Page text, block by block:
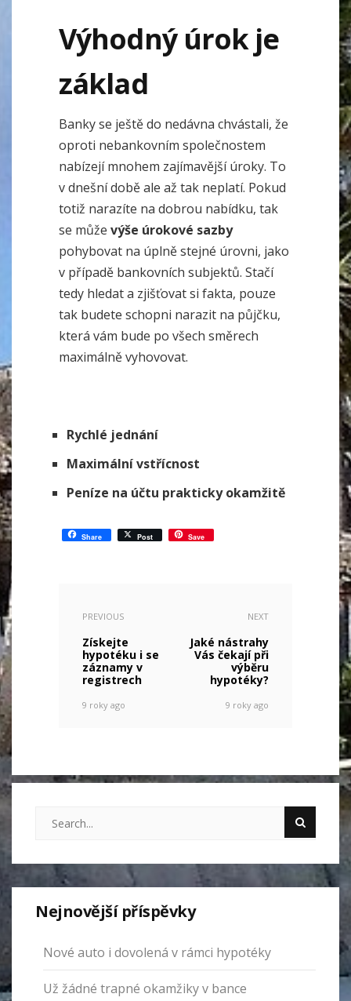
Výhodný úrok je
základ
Banky se ještě do nedávna chvástali, že
oproti nebankovním společnostem
nabízejí mnohem zajímavější úroky. To
v dnešní době ale až tak neplatí. Pokud
totiž narazíte na dobrou nabídku, tak
se může výše úrokové sazby
pohybovat na úplně stejné úrovni, jako
v případě bankovních subjektů. Stačí
tedy hledat a zjišťovat si fakta, pouze
tak budete schopni narazit na půjčku,
která vám bude po všech směrech
maximálně vyhovovat.
Rychlé jednání
Maximální vstřícnost
Peníze na účtu prakticky okamžitě
Share Post Save
PREVIOUS
Získejte
hypotéku i se
záznamy v
registrech
9 roky ago
NEXT
Jaké nástrahy
Vás čekají při
výběru
hypotéky?
9 roky ago
Nejnovější příspěvky
Nové auto i dovolená v rámci hypotéky
Už žádné trapné okamžiky v bance